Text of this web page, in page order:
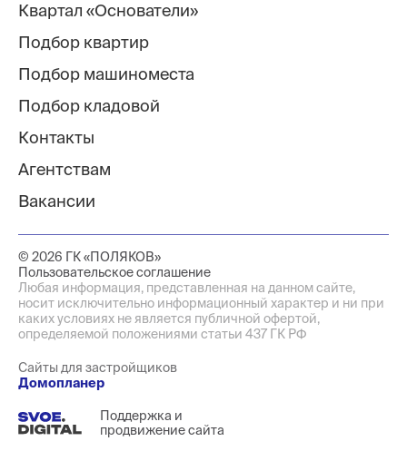
Квартал «Основатели»
Подбор квартир
Подбор машиноместа
Подбор кладовой
Контакты
Агентствам
Вакансии
© 2026 ГК «ПОЛЯКОВ»
Пользовательское соглашение
Любая информация, представленная на данном сайте,
носит исключительно информационный характер и ни при
каких условиях не является публичной офертой,
определяемой положениями статьи 437 ГК РФ
Сайты для застройщиков
Домопланер
Поддержка и
продвижение сайта